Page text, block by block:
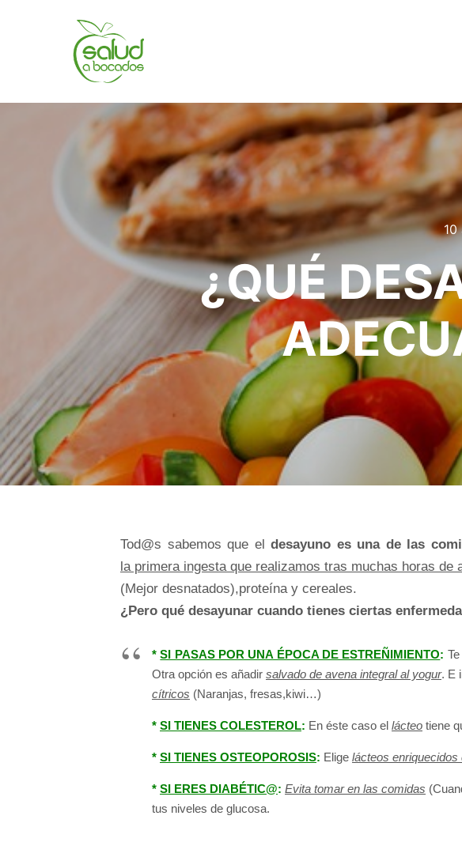
10
¿QUÉ
Tod@s sabemos que el desayuno es una de las
la primera ingesta que realizamos tras muchas horas de
(Mejor desnatados),proteína y cereales.
¿Pero qué desayunar cuando tienes ciertas
*SI PASAS POR UNA ÉPOCA DE ESTREÑIMIENTO:
Otra opción es añadir salvado de avena integral al yogur. E
cítricos (Naranjas, fresas,kiwi…)
* SI TIENES COLESTEROL: En éste caso el lácteo tiene
* SI TIENES OSTEOPOROSIS: Elige lácteos
* SI ERES DIABÉTIC@: Evita tomar en las comidas
tus niveles de glucosa.